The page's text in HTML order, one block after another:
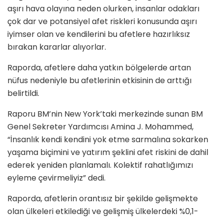
aşırı hava olayına neden olurken, insanlar odakları
çok dar ve potansiyel afet riskleri konusunda aşırı
iyimser olan ve kendilerini bu afetlere hazırlıksız
bırakan kararlar alıyorlar.
Raporda, afetlere daha yatkın bölgelerde artan
nüfus nedeniyle bu afetlerinin etkisinin de arttığı
belirtildi.
Raporu BM’nin New York’taki merkezinde sunan BM
Genel Sekreter Yardımcısı Amina J. Mohammed,
“İnsanlık kendi kendini yok etme sarmalına sokarken
yaşama biçimini ve yatırım şeklini afet riskini de dahil
ederek yeniden planlamalı. Kolektif rahatlığımızı
eyleme çevirmeliyiz” dedi.
Raporda, afetlerin orantısız bir şekilde gelişmekte
olan ülkeleri etkilediği ve gelişmiş ülkelerdeki %0,1-